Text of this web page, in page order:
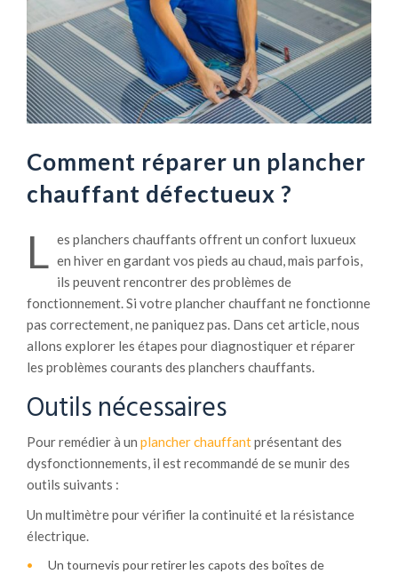
Comment réparer un plancher
chauffant défectueux ?
L es planchers chauffants offrent un confort luxueux
en hiver en gardant vos pieds au chaud, mais parfois,
ils peuvent rencontrer des problèmes de
fonctionnement. Si votre plancher chauffant ne fonctionne
pas correctement, ne paniquez pas. Dans cet article, nous
allons explorer les étapes pour diagnostiquer et réparer
les problèmes courants des planchers chauffants.
Outils nécessaires
Pour remédier à un plancher chauffantprésentant des
dysfonctionnements, il est recommandé de se munir des
outils suivants :
Un multimètre pour vérifier la continuité et la résistance
électrique.
Un tournevis pour retirer les capots des boîtes de